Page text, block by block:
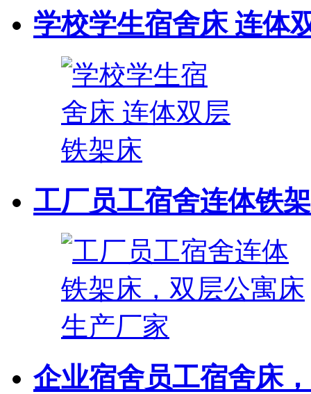
学校学生宿舍床 连体
工厂员工宿舍连体铁
企业宿舍员工宿舍床